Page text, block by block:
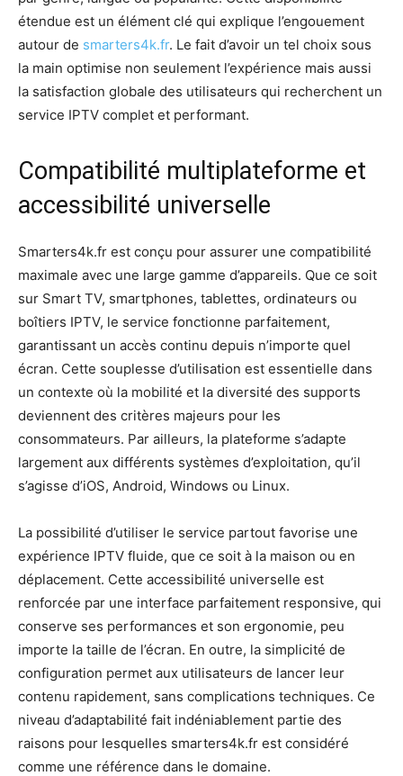
étendue est un élément clé qui explique l’engouement
autour de smarters4k.fr. Le fait d’avoir un tel choix sous
la main optimise non seulement l’expérience mais aussi
la satisfaction globale des utilisateurs qui recherchent un
service IPTV complet et performant.
Compatibilité multiplateforme et
accessibilité universelle
Smarters4k.fr est conçu pour assurer une compatibilité
maximale avec une large gamme d’appareils. Que ce soit
sur Smart TV, smartphones, tablettes, ordinateurs ou
boîtiers IPTV, le service fonctionne parfaitement,
garantissant un accès continu depuis n’importe quel
écran. Cette souplesse d’utilisation est essentielle dans
un contexte où la mobilité et la diversité des supports
deviennent des critères majeurs pour les
consommateurs. Par ailleurs, la plateforme s’adapte
largement aux différents systèmes d’exploitation, qu’il
s’agisse d’iOS, Android, Windows ou Linux.
La possibilité d’utiliser le service partout favorise une
expérience IPTV fluide, que ce soit à la maison ou en
déplacement. Cette accessibilité universelle est
renforcée par une interface parfaitement responsive, qui
conserve ses performances et son ergonomie, peu
importe la taille de l’écran. En outre, la simplicité de
configuration permet aux utilisateurs de lancer leur
contenu rapidement, sans complications techniques. Ce
niveau d’adaptabilité fait indéniablement partie des
raisons pour lesquelles smarters4k.fr est considéré
comme une référence dans le domaine.